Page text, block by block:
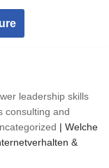
leadership skills
consulting and
| Welche
&